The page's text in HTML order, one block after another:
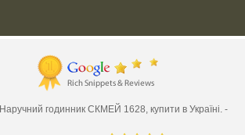
Наручний годинник СКМЕЙ 1628, купити в Україні. -